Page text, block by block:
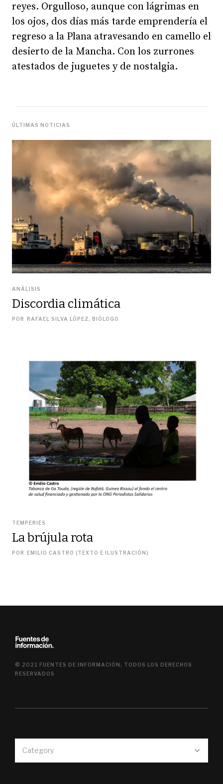
reyes. Orgulloso, aunque con lágrimas en
los ojos, dos días más tarde emprendería el
regreso a la Plana atravesando en camello el
desierto de la Mancha. Con los zurrones
atestados de juguetes y de nostalgia.
ÚLTIMAS NOTICIAS
ANÁLISIS
Discordia climática
POR RAFAEL SILVA LÓPEZ, BIÓLOGO
TEMPERIES
La brújula rota
POR EMILIO CASTRO (TEXTO E ILUSTRACIÓN)
© 2021 FUENTES DE INFORMACIÓN, TODOS LOS DERECHOS
RESERVADOS
Category